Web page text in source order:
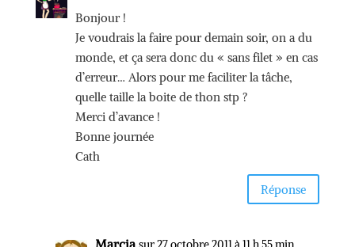
Bonjour !
Je voudrais la faire pour demain soir, on a du
monde, et ça sera donc du « sans filet » en cas
d’erreur… Alors pour me faciliter la tâche,
quelle taille la boite de thon stp ?
Merci d’avance !
Bonne journée
Cath
Réponse